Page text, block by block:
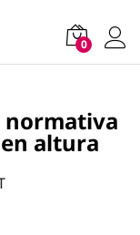
0
normativa
altura